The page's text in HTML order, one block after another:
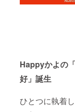
Happyかよの
好」誕生
ひとつに執着